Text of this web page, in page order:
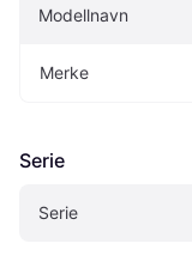
Modellnavn
Merke
Serie
Serie